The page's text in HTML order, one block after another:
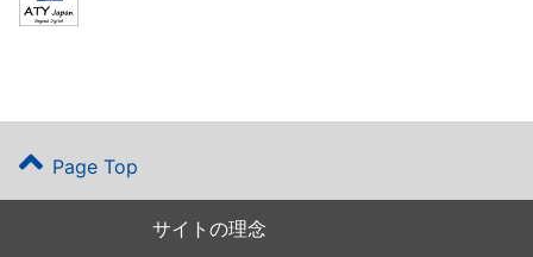
Page Top
サイトの理念